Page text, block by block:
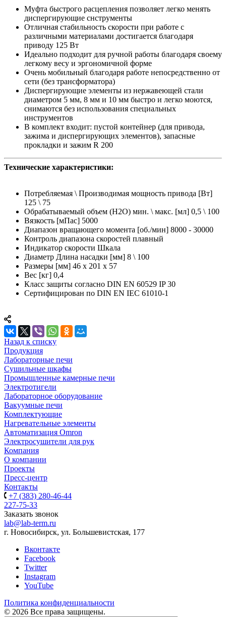
Муфта быстрого расцепления позволяет легко менять
диспергирующие снструменты
Отличная стабильность скорости при работе с
различными материалами достигается благодаря
приводу 125 Вт
Идеально подходит для ручной работы благодаря своему
легкому весу и эргономичной форме
Очень мобильный благодаря работе непосредственно от
сети (без трансформатора)
Диспергирующие элементы из нержавеющей стали
диаметром 5 мм, 8 мм и 10 мм быстро и легко моются,
снимаются без использования специальных
инструментов
В комплект входит: пустой контейнер (для привода,
зажима и диспергирующих элементов), запасные
прокладки и зажим R 200
Технические характеристики:
Потребляемая \ Производимая мощность привода [Вт]
125 \ 75
Обрабатываемый объем (H2O) мин. \ макс. [мл] 0,5 \ 100
Вязкость [мПас] 5000
Диапазон вращающего момента [об./мин] 8000 - 30000
Контроль диапазона скоростей плавный
Индикатор скорости Шкала
Диаметр Длина насадки [мм] 8 \ 100
Размеры [мм] 46 x 201 x 57
Вес [кг] 0,4
Класс защиты согласно DIN EN 60529 IP 30
Сертифицирован по DIN EN IEC 61010-1
Назад к списку
Продукция
Лабораторные печи
Сушильные шкафы
Промышленные камерные печи
Электротигели
Лабораторное оборудование
Вакуумные печи
Комплектующие
Нагревательные элементы
Автоматизация Omron
Электросушители для рук
Компания
О компании
Проекты
Пресс-центр
Контакты
+7 (383) 280-46-44
227-75-33
Заказать звонок
lab@lab-term.ru
г. Новосибирск, ул. Большевистская, 177
Вконтакте
Facebook
Twitter
Instagram
YouTube
Политика конфиденциальности
© 2026 Все права защищены.